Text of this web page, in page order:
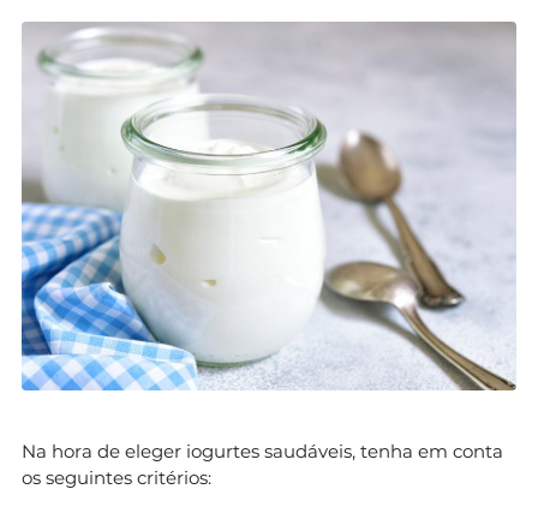
Na hora de eleger iogurtes saudáveis, tenha em conta
os seguintes critérios: